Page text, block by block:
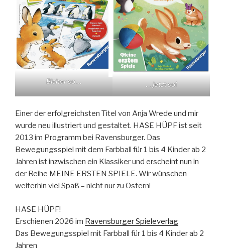
Bisher so … … jetzt so!
Einer der erfolgreichsten Titel von Anja Wrede und mir
wurde neu illustriert und gestaltet. HASE HÜPF ist seit
2013 im Programm bei Ravensburger. Das
Bewegungsspiel mit dem Farbball für 1 bis 4 Kinder ab 2
Jahren ist inzwischen ein Klassiker und erscheint nun in
der Reihe MEINE ERSTEN SPIELE. Wir wünschen
weiterhin viel Spaß – nicht nur zu Ostern!
HASE HÜPF!
Erschienen 2026 im Ravensburger Spieleverlag
Das Bewegungsspiel mit Farbball für 1 bis 4 Kinder ab 2
Jahren